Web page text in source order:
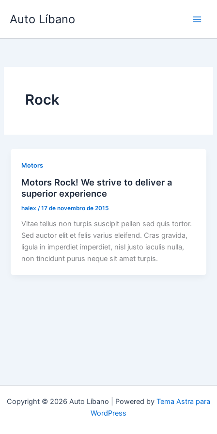
para
conteúdo
Auto Líbano
Rock
Motors
Motors Rock! We strive to deliver a
superior experience
halex /17 de novembro de 2015
Vitae tellus non turpis suscipit pellen sed quis tortor.
Sed auctor elit et felis varius eleifend. Cras gravida,
ligula in imperdiet imperdiet, nisl justo iaculis nulla,
non tincidunt purus neque sit amet turpis.
Copyright © 2026 Auto Líbano | Powered by Tema Astra para
WordPress